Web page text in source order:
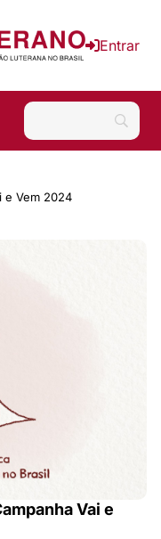
Entrar
e Vem 2024
Vai e